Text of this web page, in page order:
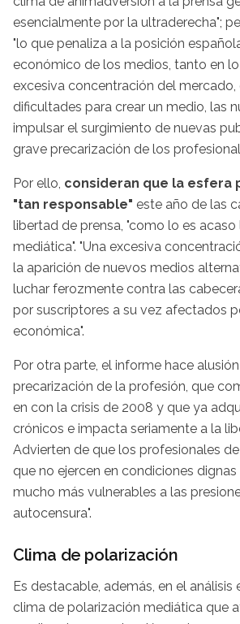
esencialmente por la ultraderecha";
"lo que penaliza a la posición
económico de los medios, tanto en
excesiva concentración del
dificultades para crear un medio, las
impulsar el surgimiento de nuevas
grave precarización de los
Por ello, consideran que la esfera
"tan responsable" este año de las
libertad de prensa, "como lo es acaso
mediática". "Una excesiva
la aparición de nuevos medios
luchar ferozmente contra las
por suscriptores a su vez afectados
económica".
Por otra parte, el informe hace
precarización de la profesión, que
en con la crisis de 2008 y que ya
crónicos e impacta seriamente a la
Advierten de que los profesionales
que no ejercen en condiciones
mucho más vulnerables a las
autocensura".
Clima de polarización
Es destacable, además, en el análisis
clima de polarización mediática que